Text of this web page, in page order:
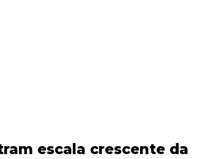
escala crescente da